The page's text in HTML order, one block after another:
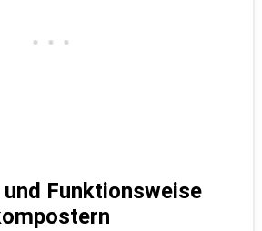
und Funktionsweise